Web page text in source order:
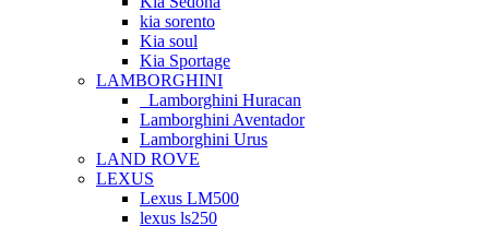
kia sorento
Kia soul
Kia Sportage
LAMBORGHINI
Lamborghini Huracan
Lamborghini Aventador
Lamborghini Urus
LAND ROVE
LEXUS
Lexus LM500
lexus ls250